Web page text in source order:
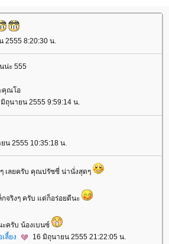
2555 8:20:30 น.
น่ะ 555
คุณโอ
มิถุนายน 2555 9:59:14 น.
น 2555 10:35:18 น.
เลยครับ คุณปรัซซี่ น่านั่งสุดๆ
จริงๆ ครับ แต่ก็อร่อยดีนะ
ครับ น้องเบนซ์
ลี้ยง 16 มิถุนายน 2555 21:22:05 น.